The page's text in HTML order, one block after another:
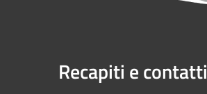
Recapiti e contatti